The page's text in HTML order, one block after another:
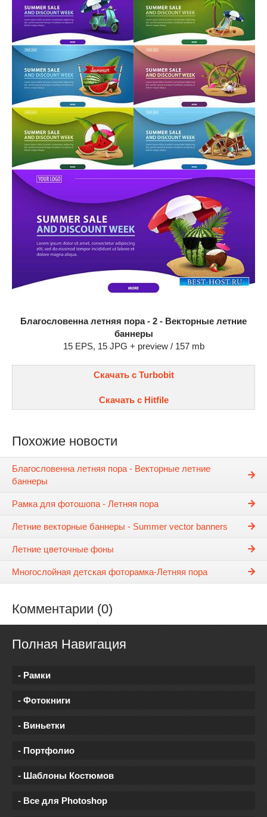
Благословенна летняя пора - 2 - Векторные летние
баннеры
15 EPS, 15 JPG + preview / 157 mb
Скачать с Turbobit
Скачать с Hitfile
Похожие новости
Благословенна летняя пора - Векторные летние
баннеры
Рамка для фотошопа - Летняя пора
Летние векторные баннеры - Summer vector banners
Летние цветочные фоны
Многослойная детская фоторамка-Летняя пора
Комментарии (0)
Полная Навигация
- Рамки
- Фотокниги
- Виньетки
- Портфолио
- Шаблоны Костюмов
- Все для Photoshop